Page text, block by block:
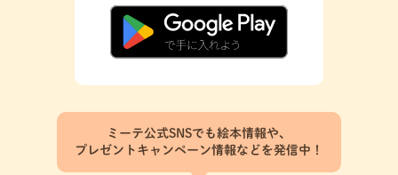
ミーテ公式SNSでも絵本情報や、
プレゼントキャンペーン情報などを発信中！